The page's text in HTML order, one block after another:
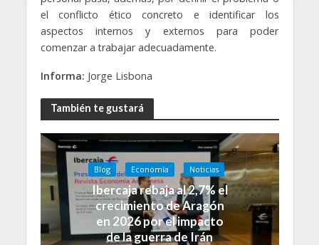
el conflicto ético concreto e identificar los
aspectos internos y externos para poder
comenzar a trabajar adecuadamente.
Informa: Jorge Lisbona
También te gustará
Blog Economía Noticias
Ibercaja rebaja al 2,7% el
crecimiento de Aragón
en 2026 por el impacto
de la guerra de Irán